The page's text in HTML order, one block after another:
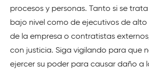
procesos y personas. Tanto si se
bajo nivel como de ejecutivos de alto
de la empresa o contratistas
con justicia. Siga vigilando para que
ejercer su poder para causar daño a